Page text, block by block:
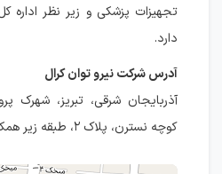
تجهیزات پزشکی و زیر نظر اداره
دارد.
آدرس شرکت نیرو توان کرال
کوچه نسترن، پلاک ۲، طبقه زیر همکف